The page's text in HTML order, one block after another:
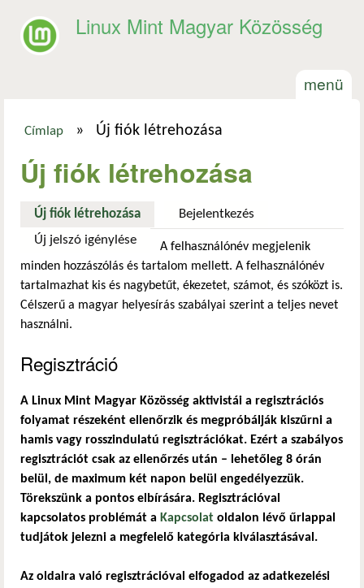
Linux Mint Magyar Közösség
menü
Jelenlegi hely
Címlap » Új fiók létrehozása
Új fiók létrehozása
Új fiók létrehozása (aktív fül)Bejelentkezés
Új jelszó igénylése
A felhasználónév megjelenik
minden hozzászólás és tartalom mellett. A felhasználónév
tartalmazhat kis és nagybetűt, ékezetet, számot, és szóközt is.
Célszerű a magyar helyesírás szabályai szerint a teljes nevet
használni.
Regisztráció
A Linux Mint Magyar Közösség aktivistái a regisztrációs
folyamat részeként ellenőrzik és megpróbálják kiszűrni a
hamis vagy rosszindulatú regisztrációkat. Ezért a szabályos
regisztrációt csak az ellenőrzés után – lehetőleg 8 órán
belül, de maximum két napon belül engedélyezzük.
Törekszünk a pontos elbírására. Regisztrációval
kapcsolatos problémát a Kapcsolat oldalon lévő űrlappal
tudjátok jelezni a megfelelő kategória kiválasztásával.
Az oldalra való regisztrációval elfogadod az adatkezelési